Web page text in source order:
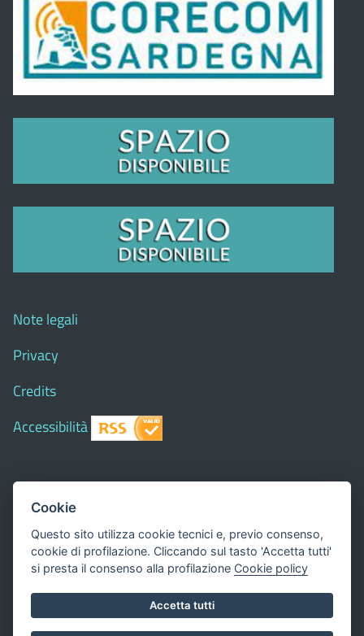
Note legali
Privacy
Credits
Accessibilità
© 2018 Comune di
del Comune - CMS:Città In Comune
Questo sito utilizza, nella versione per UTENTI CON
DISLESSIA,Biancoenero ®, una font italiana ad Alta
Leggibilità.
Cookie
Questo sito utilizza cookie tecnici e, previo consenso,
cookie di profilazione. Cliccando sul tasto 'Accetta tutti'
si presta il consenso alla profilazione Cookie policy
Accetta tutti